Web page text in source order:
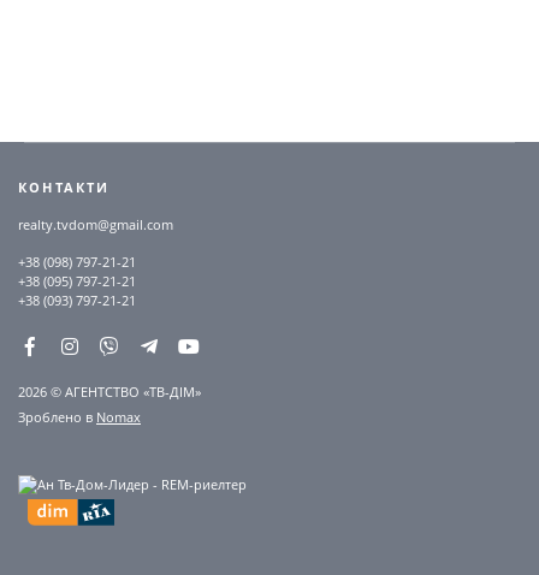
КОНТАКТИ
realty.tvdom@gmail.com
+38 (098) 797-21-21
+38 (095) 797-21-21
+38 (093) 797-21-21
2026 © АГЕНТСТВО «ТВ-ДІМ»
Зроблено в Nomax